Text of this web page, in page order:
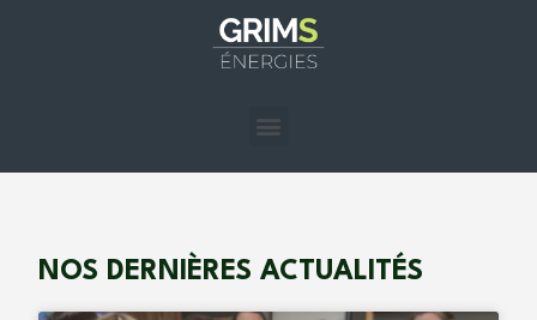
NOS DERNIÈRES ACTUALITÉS